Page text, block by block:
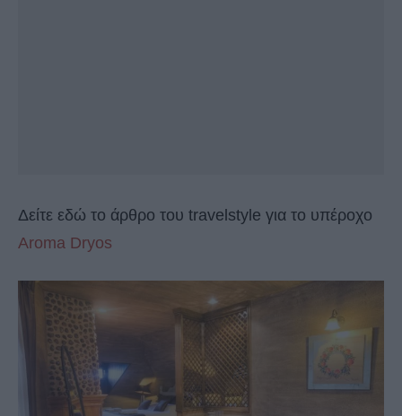
Δείτε εδώ το άρθρο του travelstyle για το υπέροχο
Aroma Dryos